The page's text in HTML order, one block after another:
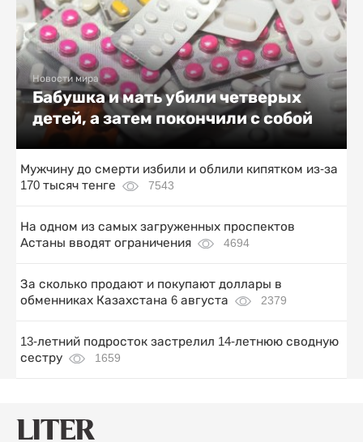
Новости мира
Бабушка и мать убили четверых
детей, а затем покончили с собой
Мужчину до смерти избили и облили кипятком из-за
170 тысяч тенге
7543
На одном из самых загруженных проспектов
Астаны вводят ограничения
4694
За сколько продают и покупают доллары в
обменниках Казахстана 6 августа
2379
13-летний подросток застрелил 14-летнюю сводную
сестру
1659